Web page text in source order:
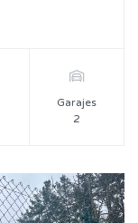
Garajes
2